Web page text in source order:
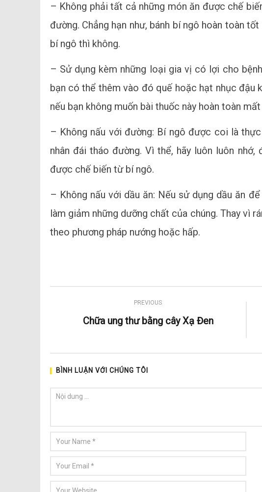
– Không phải tất cả những món ăn được chế
đường. Chẳng hạn như, bánh bí ngô hoàn toàn
bí ngô thì không.
– Sử dụng kèm những loại gia vị có lợi cho
bạn có thể thêm vào đó quế hoặc hạt nhục đậu
nếu bạn không muốn bài thuốc này hoàn toàn
– Không nấu với đường: Bí ngô được coi là
nhân đái tháo đường. Vì thể, hãy luôn luôn
được chế biến từ bí ngô.
– Không nấu với dầu ăn: Nếu sử dụng dầu ăn
làm giảm những dưỡng chất của chúng. Thay vì
theo phương pháp nướng hoặc hấp.
PREVIOUS
Chữa ung thư bằng cây Xạ Đen
BÌNH LUẬN VỚI CHÚNG TÔI